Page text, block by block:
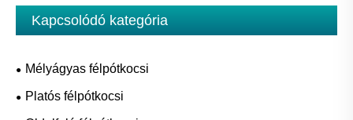
Kapcsolódó kategória
Mélyágyas félpótkocsi
Platós félpótkocsi